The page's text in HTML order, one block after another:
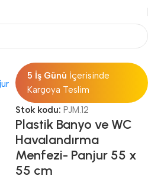
5 İş Günü İçerisinde
Kargoya Teslim
Stok kodu: PJM.12
Plastik Banyo ve WC
Havalandırma
Menfezi- Panjur 55 x
55 cm